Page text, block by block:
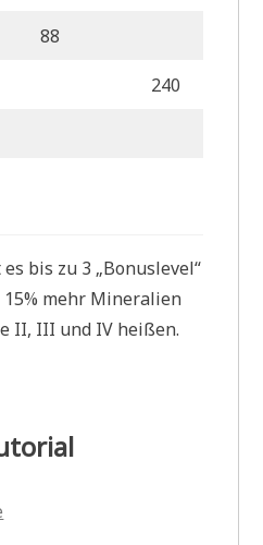
88
240
bis zu 3 „Bonuslevel“
15% mehr Mineralien
II, III und IV heißen.